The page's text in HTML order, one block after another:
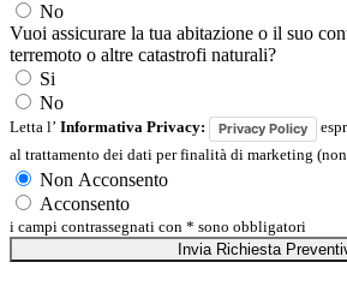
No
Vuoi assicurare la tua abitazione o il suo
terremoto o altre catastrofi naturali?
Si
No
Letta l’ Informativa Privacy: Privacy Policy
al trattamento dei dati per finalità di marketing
Non Acconsento
Acconsento
i campi contrassegnati con * sono obbligatori
Invia Richiesta